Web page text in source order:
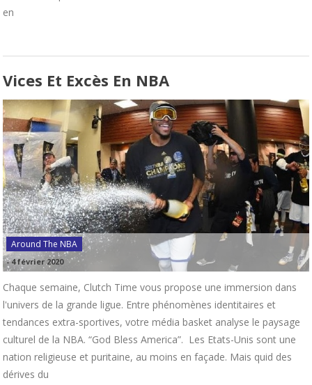
en
Vices Et Excès En NBA
Around The NBA
-4 février 2020
Chaque semaine, Clutch Time vous propose une immersion dans
l'univers de la grande ligue. Entre phénomènes identitaires et
tendances extra-sportives, votre média basket analyse le paysage
culturel de la NBA. “God Bless America”. Les Etats-Unis sont une
nation religieuse et puritaine, au moins en façade. Mais quid des
dérives du